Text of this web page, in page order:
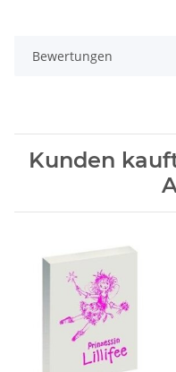
Bewertungen
Kunden